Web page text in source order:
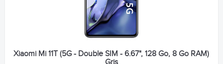
Xiaomi Mi 11T (5G - Double SIM - 6.67", 128 Go, 8 Go RAM)